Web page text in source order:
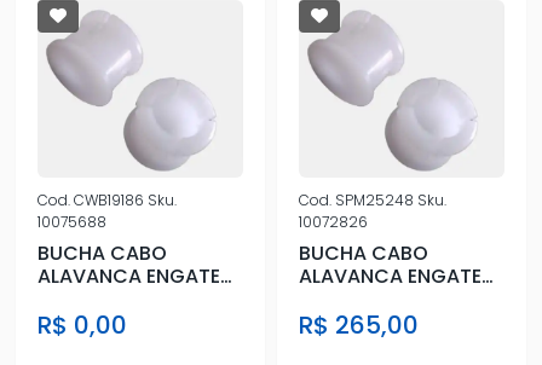
Cod.CWB19186 Sku.
10075688
BUCHA CABO
ALAVANCA ENGATE
MANUAL TODAS
R$ 0,00
Cod. SPM25248 Sku.
10072826
BUCHA CABO
ALAVANCA ENGATE
MANUAL TODAS
R$ 265,00